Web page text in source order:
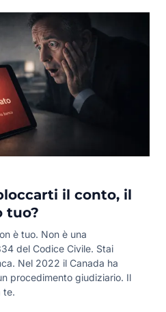
il conto, il
tuo?
è tuo. Non è una
del Codice Civile. Stai
Nel 2022 il Canada ha
procedimento giudiziario. Il
te.